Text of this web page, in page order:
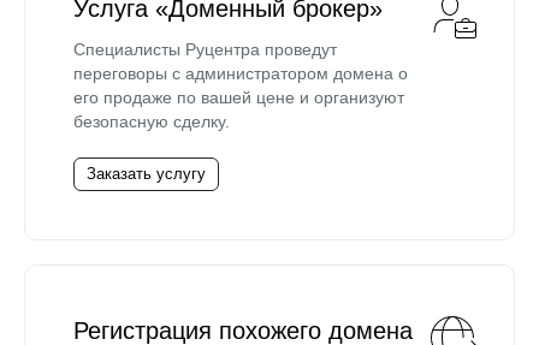
Услуга «Доменный брокер»
Специалисты Руцентра проведут
переговоры с администратором домена о
его продаже по вашей цене и организуют
безопасную сделку.
Заказать услугу
Регистрация похожего домена